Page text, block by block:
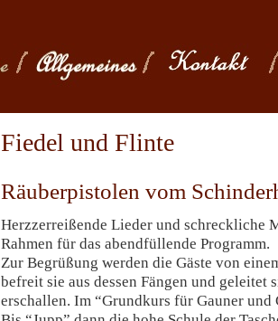
Fiedel und Flinte
Räuberpistolen vom
Herzzerreißende Lieder und schreckliche
Rahmen für das abendfüllende Programm.
Zur Begrüßung werden die Gäste von
befreit sie aus dessen Fängen und
erschallen. Im “Grundkurs für Gauner